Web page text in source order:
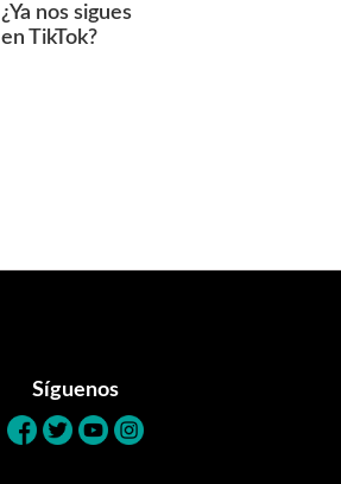
¿Ya nos sigues
en TikTok?
Síguenos